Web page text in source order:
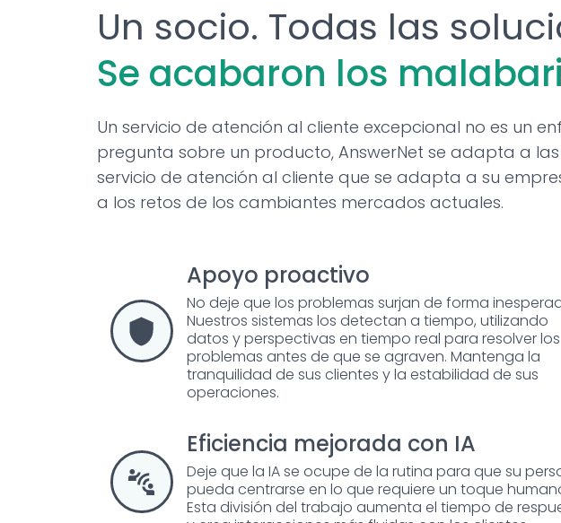
Un socio. Todas las
Se acabaron los
Un servicio de atención al cliente excepcional no es un
pregunta sobre un producto, AnswerNet se adapta a
servicio de atención al cliente que se adapta a su
a los retos de los cambiantes mercados actuales.
Apoyo proactivo
No deje que los problemas surjan de forma
Nuestros sistemas los detectan a tiempo, utilizando
datos y perspectivas en tiempo real para resolver los
problemas antes de que se agraven. Mantenga la
tranquilidad de sus clientes y la estabilidad de sus
operaciones.
Eficiencia mejorada con IA
Deje que la IA se ocupe de la rutina para que su
pueda centrarse en lo que requiere un toque
Esta división del trabajo aumenta el tiempo de